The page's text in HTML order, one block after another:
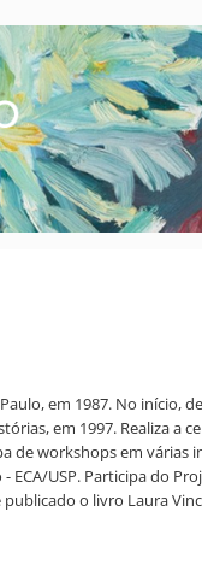
em 1987. No
em 1997. Realiza a
de workshops em
USP. Participa do
o livro Laura